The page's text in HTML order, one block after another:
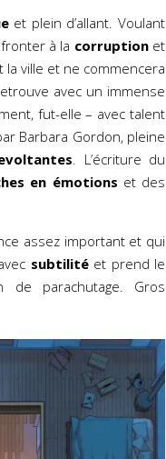
et plein d’allant. Voulant
à la corruptionet
la ville et ne commencera
avec un immense
fut-elle – avec talent
Barbara Gordon, pleine
. L’écriture du
en émotions et des
assez important et qui
subtilitéet prend le
parachutage. Gros